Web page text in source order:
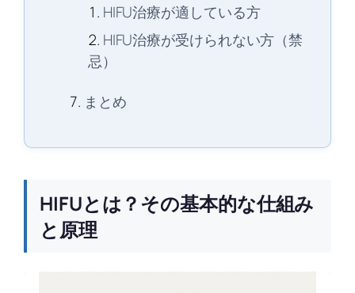
HIFU治療が適している方
HIFU治療が受けられない方（禁
忌）
まとめ
HIFUとは？その基本的な仕組み
と原理